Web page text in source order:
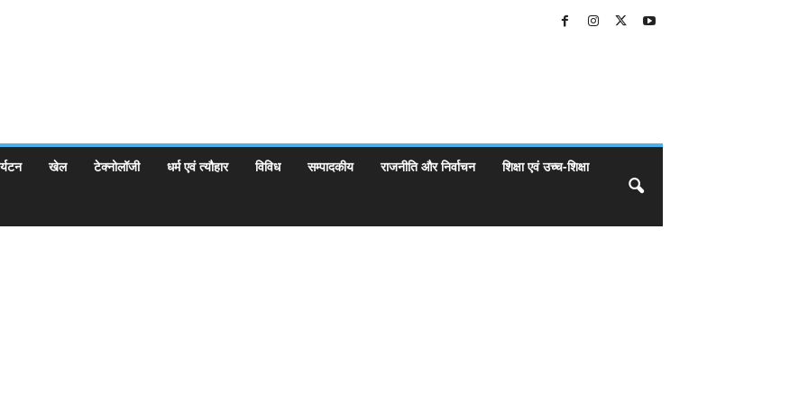
खेल टेक्नोलॉजी धर्म एवं त्यौहार विविध सम्पादकीय राजनीति और निर्वाचन शिक्षा एवं उच्च-शिक्षा